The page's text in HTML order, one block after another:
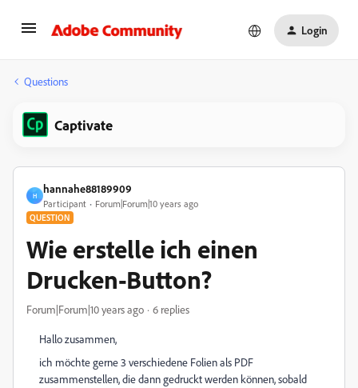
Login
Questions
Captivate
H
hannahe88189909
Participant Forum|Forum|10 years ago
QUESTION
Wie erstelle ich einen
Drucken-Button?
Forum|Forum|10 years ago 6 replies
Hallo zusammen,
ich möchte gerne 3 verschiedene Folien als PDF
zusammenstellen, die dann gedruckt werden können, sobald